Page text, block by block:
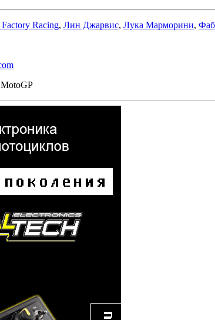
Factory Racing, Лин Джарвис, Лука Марморини,